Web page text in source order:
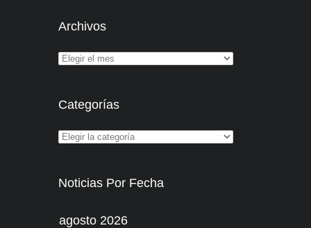
Archivos
Categorías
Noticias Por Fecha
agosto 2026